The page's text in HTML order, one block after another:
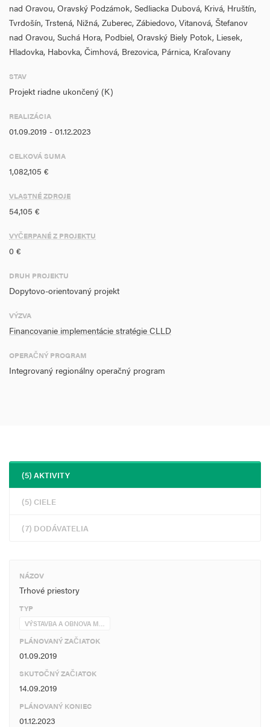
nad Oravou, Oravský Podzámok, Sedliacka Dubová, Krivá, Hruštín,
Tvrdošín, Trstená, Nižná, Zuberec, Zábiedovo, Vitanová, Štefanov
nad Oravou, Suchá Hora, Podbiel, Oravský Biely Potok, Liesek,
Hladovka, Habovka, Čimhová, Brezovica, Párnica, Kraľovany
STAV
Projekt riadne ukončený (K)
REALIZÁCIA
01.09.2019 - 01.12.2023
CELKOVÁ SUMA
1,082,105 €
VLASTNÉ ZDROJE
54,105 €
VYČERPANÉ Z PROJEKTU
0 €
DRUH PROJEKTU
Dopytovo-orientovaný projekt
VÝZVA
Financovanie implementácie stratégie CLLD
OPERAČNÝ PROGRAM
Integrovaný regionálny operačný program
(5) AKTIVITY
(5) CIELE
(7) DODÁVATELIA
NÁZOV
Trhové priestory
TYP
VÝSTAVBA A OBNOVA M…
PLÁNOVANÝ ZAČIATOK
01.09.2019
SKUTOČNÝ ZAČIATOK
14.09.2019
PLÁNOVANÝ KONIEC
01.12.2023